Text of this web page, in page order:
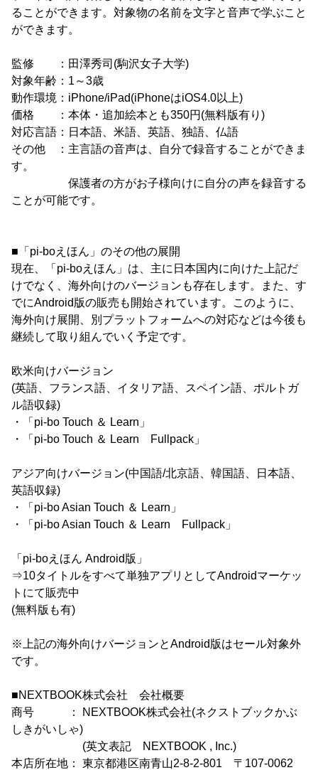
ることができます。対象物の名前を文字と音声で学ぶこと
ができます。
監修 ：田澤秀司(駒沢女子大学)
対象年齢：1～3歳
動作環境：iPhone/iPad(iPhoneはiOS4.0以上)
価格 ：本体・追加絵本とも350円(無料版有り)
対応言語：日本語、米語、英語、独語、仏語
その他 ：主言語の音声は、自分で録音することができま
す。
保護者の方がお子様向けに自分の声を録音する
ことが可能です。
■「pi-boえほん」のその他の展開
現在、「pi-boえほん」は、主に日本国内に向けた上記だ
けでなく、海外向けのバージョンも存在します。また、す
でにAndroid版の販売も開始されています。このように、
海外向け展開、別プラットフォームへの対応などは今後も
継続して取り組んでいく予定です。
欧米向けバージョン
(英語、フランス語、イタリア語、スペイン語、ポルトガ
ル語収録)
・「pi-bo Touch ＆ Learn」
・「pi-bo Touch ＆ Learn Fullpack」
アジア向けバージョン(中国語/北京語、韓国語、日本語、
英語収録)
・「pi-bo Asian Touch ＆ Learn」
・「pi-bo Asian Touch ＆ Learn Fullpack」
「pi-boえほん Android版」
⇒10タイトルをすべて単独アプリとしてAndroidマーケッ
トにて販売中
(無料版も有)
※上記の海外向けバージョンとAndroid版はセール対象外
です。
■NEXTBOOK株式会社 会社概要
商号 ： NEXTBOOK株式会社(ネクストブックかぶ
しきがいしゃ)
(英文表記 NEXTBOOK , Inc.)
本店所在地： 東京都港区南青山2-8-2-801 〒107-0062